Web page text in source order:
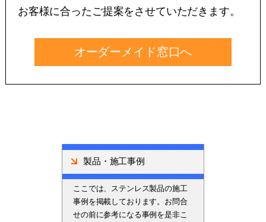
お客様に合ったご提案をさせていただきます。
オーダーメイド窓口へ
製品・施工事例
ここでは、ステンレス製品の施工
事例を掲載しております。お問合
せの前に参考になる事例を是非こ